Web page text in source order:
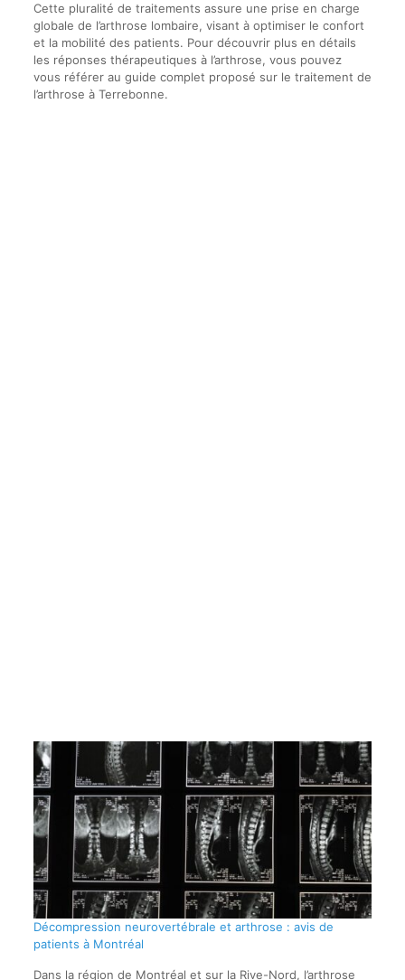
Cette pluralité de traitements assure une prise en charge
globale de l’arthrose lombaire, visant à optimiser le confort
et la mobilité des patients. Pour découvrir plus en détails
les réponses thérapeutiques à l’arthrose, vous pouvez
vous référer au guide complet proposé sur le traitement de
l’arthrose à Terrebonne.
Décompression neurovertébrale et arthrose : avis de
patients à Montréal
Dans la région de Montréal et sur la Rive-Nord, l’arthrose